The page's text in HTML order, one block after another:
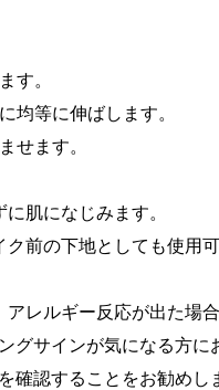
す。
均等に伸ばします。
せます。
肌になじみます。
前の下地としても使用可
レルギー反応が出た場
グサインが気になる方
確認することをお勧めし